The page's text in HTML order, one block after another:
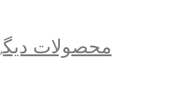
محصولات دیگر